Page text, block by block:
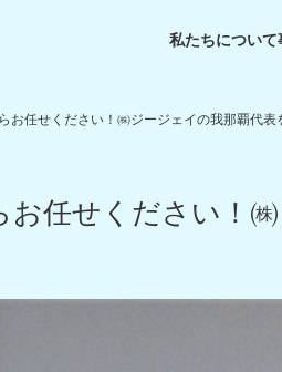
私たちについて
お任せください！㈱ジージェイの我那覇代表
お任せください！